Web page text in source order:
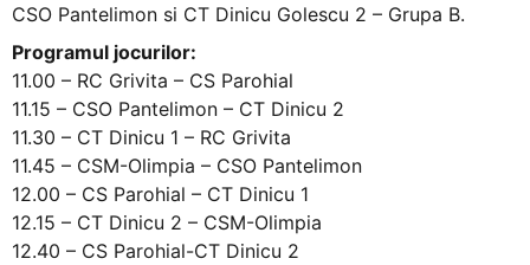
CSO Pantelimon si CT Dinicu Golescu 2 – Grupa B.
Programul jocurilor:
11.00 – RC Grivita – CS Parohial
11.15 – CSO Pantelimon – CT Dinicu 2
11.30 – CT Dinicu 1 – RC Grivita
11.45 – CSM-Olimpia – CSO Pantelimon
12.00 – CS Parohial – CT Dinicu 1
12.15 – CT Dinicu 2 – CSM-Olimpia
12.40 – CS Parohial-CT Dinicu 2